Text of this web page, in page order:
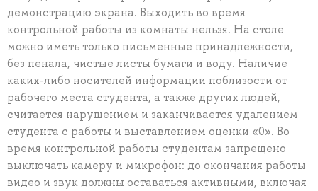
демонстрацию экрана. Выходить во время
контрольной работы из комнаты нельзя. На столе
можно иметь только письменные принадлежности,
без пенала, чистые листы бумаги и воду. Наличие
каких-либо носителей информации поблизости от
рабочего места студента, а также других людей,
считается нарушением и заканчивается удалением
студента с работы и выставлением оценки «0». Во
время контрольной работы студентам запрещено
выключать камеру и микрофон: до окончания работы
видео и звук должны оставаться активными, включая